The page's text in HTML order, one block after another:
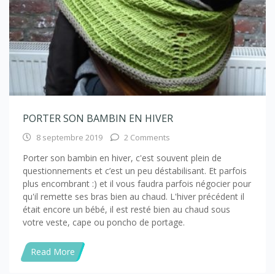
PORTER SON BAMBIN EN HIVER
8 septembre 2019 2 Comments
Porter son bambin en hiver, c'est souvent plein de
questionnements et c’est un peu déstabilisant. Et parfois
plus encombrant :) et il vous faudra parfois négocier pour
qu'il remette ses bras bien au chaud. L'hiver précédent il
était encore un bébé, il est resté bien au chaud sous
votre veste, cape ou poncho de portage.
Read More